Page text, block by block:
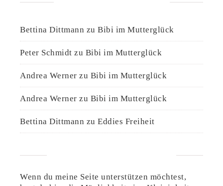
Bettina Dittmann zu Bibi im Mutterglück
Peter Schmidt zu Bibi im Mutterglück
Andrea Werner zu Bibi im Mutterglück
Andrea Werner zu Bibi im Mutterglück
Bettina Dittmann zu Eddies Freiheit
Wenn du meine Seite unterstützen möchtest,